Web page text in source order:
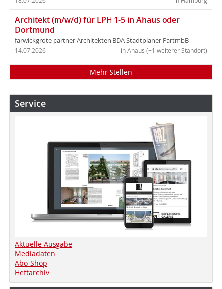
Architekt (m/w/d) für LPH 1-5 in Ahaus oder
Dortmund
farwickgrote partner Architekten BDA Stadtplaner PartmbB
in Ahaus (+1 weiterer Standort)
14.07.2026
Mehr Stellen
Service
Aktuelle Ausgabe
Mediadaten
Abo-Shop
Heftarchiv